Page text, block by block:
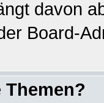
davon
Board-